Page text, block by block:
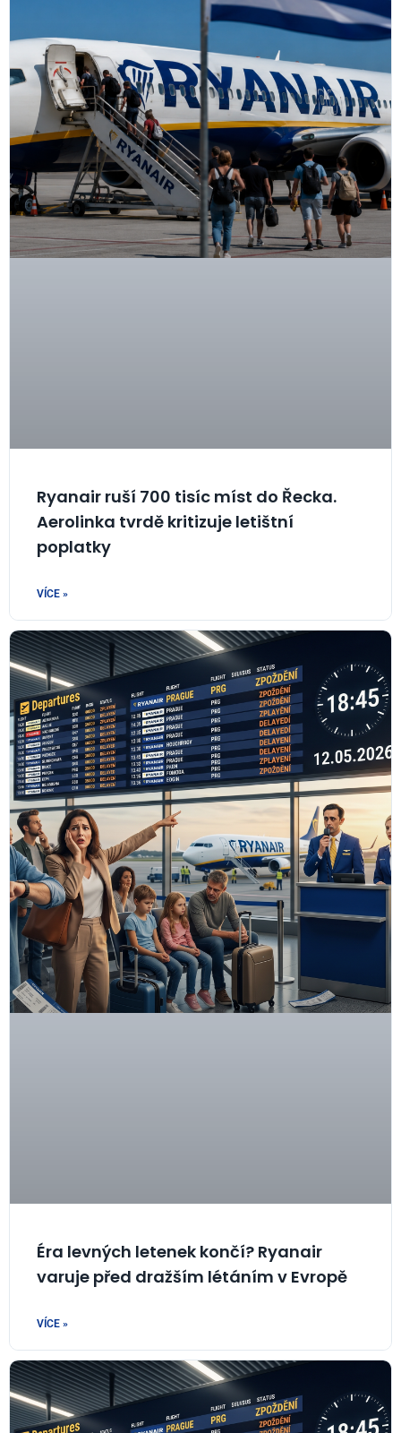
Ryanair ruší 700 tisíc míst do Řecka.
Aerolinka tvrdě kritizuje letištní
poplatky
VÍCE »
Éra levných letenek končí? Ryanair
varuje před dražším létáním v Evropě
VÍCE »